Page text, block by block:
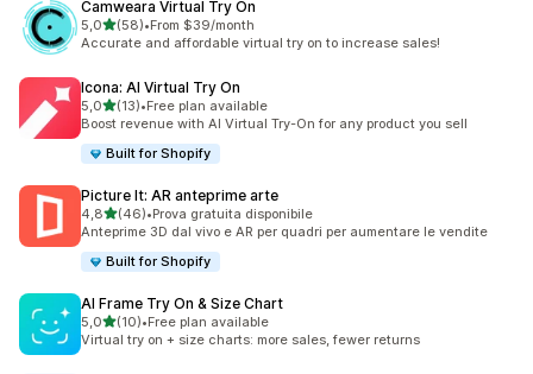
Camweara Virtual Try On
5,0stelle su 5
(58)
58 recensioni totali
•From $39/month
Accurate and affordable virtual try on to increase sales!
Icona: AI Virtual Try On
5,0stelle su 5
(13)
13 recensioni totali
•Free plan available
Boost revenue with AI Virtual Try-On for any product you sell
Built for Shopify
Picture It: AR anteprime arte
4,8stelle su 5
(46)
46 recensioni totali
•Prova gratuita disponibile
Anteprime 3D dal vivo e AR per quadri per aumentare le vendite
Built for Shopify
AI Frame Try On & Size Chart
5,0stelle su 5
(10)
10 recensioni totali
•Free plan available
Virtual try on + size charts: more sales, fewer returns